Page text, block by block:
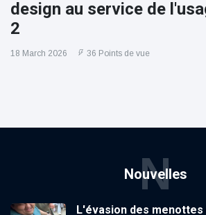
design au service de
2
18 March 2026 36 Points de vue
Nouvelles
N
L'évasion des